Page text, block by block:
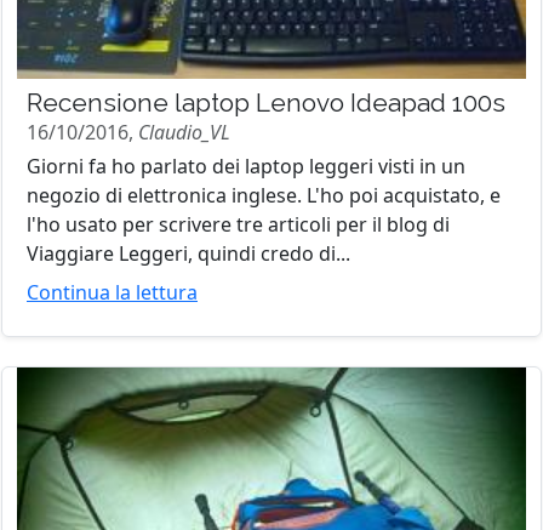
Recensione laptop Lenovo Ideapad 100s
16/10/2016, Claudio_VL
Giorni fa ho parlato dei laptop leggeri visti in un
negozio di elettronica inglese. L'ho poi acquistato, e
l'ho usato per scrivere tre articoli per il blog di
Viaggiare Leggeri, quindi credo di...
Continua la lettura